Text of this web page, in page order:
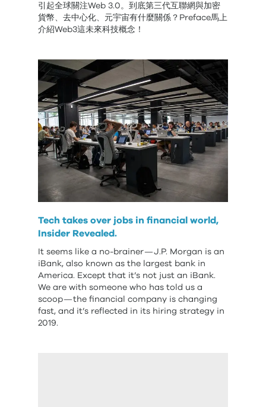
引起全球關注Web 3.0。到底第三代互聯網與加密
貨幣、去中心化、元宇宙有什麼關係？Preface馬上
介紹Web3這未來科技概念！
Tech takes over jobs in financial world,
Insider Revealed.
It seems like a no-brainer — J.P. Morgan is an
iBank, also known as the largest bank in
America. Except that it’s not just an iBank.
We are with someone who has told us a
scoop — the financial company is changing
fast, and it’s reflected in its hiring strategy in
2019.